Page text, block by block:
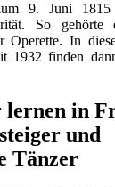
9. Juni 1815
So
Operette. In
1932 finden
in
und
Tänzer